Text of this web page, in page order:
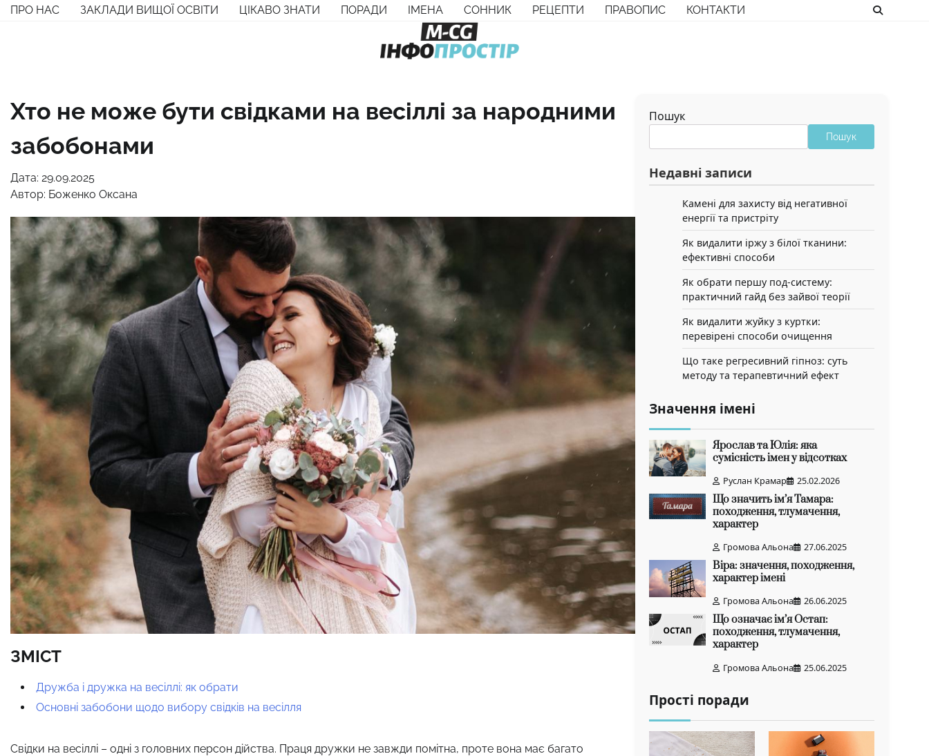
Перейти
ПРО НАС ЗАКЛАДИ ВИЩОЇ ОСВІТИ ЦІКАВО ЗНАТИ ПОРАДИ ІМЕНА СОННИК РЕЦЕПТИ ПРАВОПИС КОНТАКТИ
Хто не може бути свідками на весіллі за народними
забобонами
Дата: 29.09.2025
Автор: Боженко Оксана
ЗМІСТ
Дружба і дружка на весіллі: як обрати
Основні забобони щодо вибору свідків на весілля
Свідки на весіллі – одні з головних персон дійства. Праця дружки не завжди помітна, проте вона має багато
Пошук
Пошук
Недавні записи
Камені для захисту від негативної
енергії та пристріту
Як видалити іржу з білої тканини:
ефективні способи
Як обрати першу под-систему:
практичний гайд без зайвої теорії
Як видалити жуйку з куртки:
перевірені способи очищення
Що таке регресивний гіпноз: суть
методу та терапевтичний ефект
Значення імені
Ярослав та Юлія: яка
сумісність імен у відсотках
Руслан Крамар 25.02.2026
Що значить ім’я Тамара:
походження, тлумачення,
характер
Громова Альона 27.06.2025
Віра: значення, походження,
характер імені
Громова Альона 26.06.2025
Що означає ім’я Остап:
походження, тлумачення,
характер
Громова Альона 25.06.2025
Прості поради